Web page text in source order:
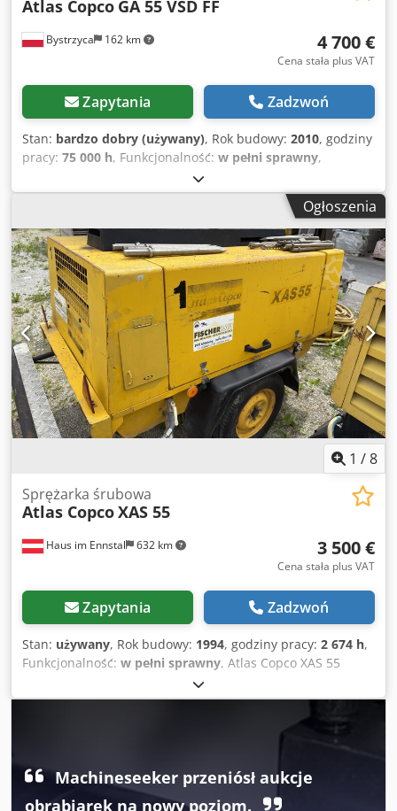
Bystrzyca 162 km
Atlas Copco GA 55 VSD FF
4 700 €
Cena stała plus VAT
Zapytania Zadzwoń
Stan: bardzo dobry (używany), Rok budowy: 2010, godziny
pracy: 75 000 h, Funkcjonalność: w pełni sprawny,
Sprężarka 55 kw z wbudowanym Osuszaczem oraz
falownikiem Chsdpev Rmmmefx Aayoa Stan bardzo dobry
Ogłoszenia
1 /8
Haus im Ennstal 632 km
Sprężarka śrubowa
Atlas CopcoXAS 55
3 500 €
Cena stała plus VAT
Zapytania Zadzwoń
Stan: używany, Rok budowy: 1994, godziny pracy: 2 674 h,
Funkcjonalność: w pełni sprawny, Atlas Copco XAS 55
Kompresor budowlany / kompresor śrubowy – rok
produkcji 1994 – w zestawie z akcesoriami Sprzedaż
komercyjna mobilnego kompresora Atlas Copco w
kompletnym pakiecie! Przedmiotem sprzedaży jest
producenta Atlas Copco, model XAS 55. Urządzenie
pochodzi z floty firmy Fischer Bau GmbH, jest
Machineseeker przeniósł aukcje
obrabiarek na nowy poziom.